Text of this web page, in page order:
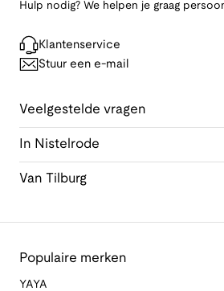
Hulp nodig? We helpen je graag
Klantenservice
Stuur een e-mail
Veelgestelde vragen
In Nistelrode
Van Tilburg
Populaire merken
YAYA